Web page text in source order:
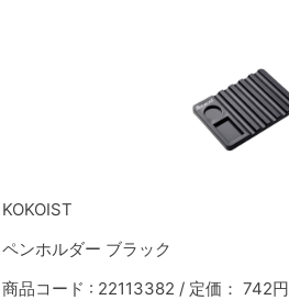
KOKOIST
ペンホルダー ブラック
商品コード : 22113382 / 定価： 742円